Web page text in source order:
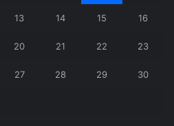
13 14 15 16
20 21 22 23
27 28 29 30